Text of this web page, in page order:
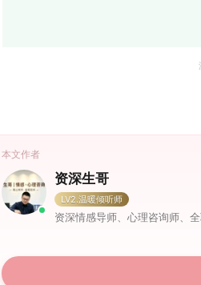
本文作者
资深生哥
LV2.温暖倾听师
资深情感导师、心理咨询师、